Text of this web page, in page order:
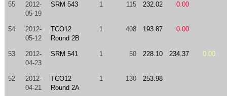
55
2012-
05-19
SRM 543 1 115 232.02 0.00
54
2012-
05-12
TCO12
Round 2B
1 408 193.87 0.00
53
2012-
04-23
SRM 541 1 50 228.10 234.37 0.00
52
2012-
04-21
TCO12
Round 2A
1 130 253.98